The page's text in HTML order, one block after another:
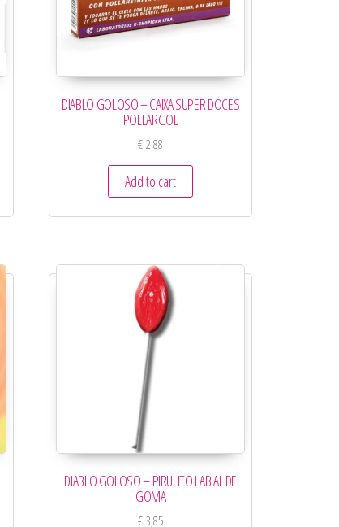
DIABLO GOLOSO – CAIXA SUPER DOCES
POLLARGOL
€2,88
Add to cart
DIABLO GOLOSO – PIRULITO LABIAL DE
GOMA
€3,85